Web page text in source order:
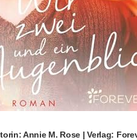
Annie M. Rose | Verlag: